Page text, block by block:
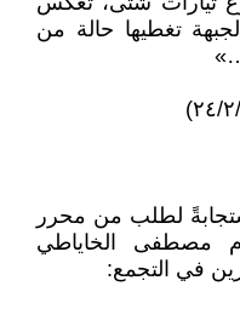
تغطيها حالة من
ابريل ۲٠۲٦، واستجابةً لطلب من محرر
مصطفى الخاياطي
في التجمع: